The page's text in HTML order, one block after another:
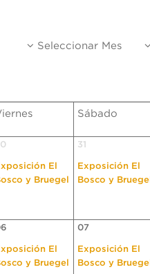
Seleccionar Mes
Sábado
El
y Bruegel
31
Exposición El
Bosco y Bruegel
El
y Bruegel
07
Exposición El
Bosco y Bruegel